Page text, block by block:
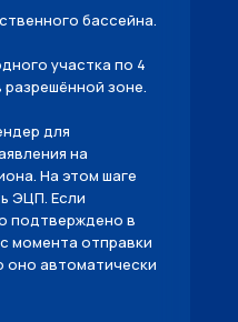
бассейна.
участка по 4
разрешённой зоне.
для
на
На этом шаге
ЭЦП. Если
подтверждено в
момента отправки
оно автоматически